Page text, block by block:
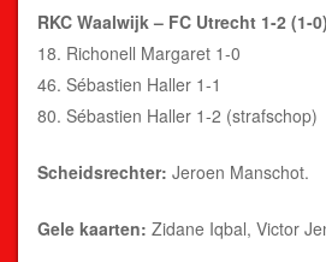
RKC Waalwijk – FC Utrecht 1-2 (1-0)
18. Richonell Margaret 1-0
46. Sébastien Haller 1-1
80. Sébastien Haller 1-2 (strafschop)
Scheidsrechter: Jeroen Manschot.
Gele kaarten: Zidane Iqbal, Victor